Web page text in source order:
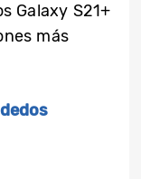
Galaxy S21+
más